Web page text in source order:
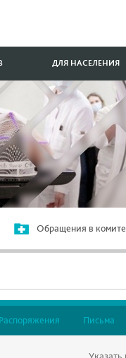
ДЛЯ НАСЕЛЕНИЯ
Обращения в
Распоряжения Письма